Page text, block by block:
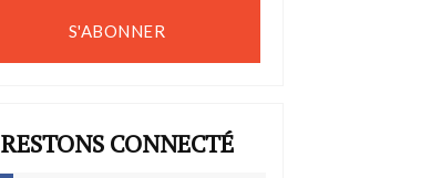
S'ABONNER
RESTONS CONNECTÉ